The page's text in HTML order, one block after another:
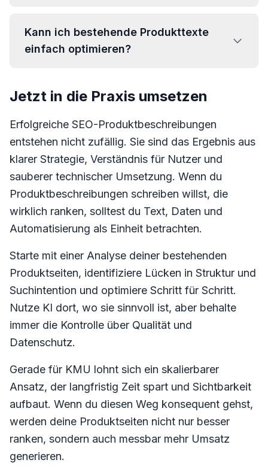
Kann ich bestehende Produkttexte
einfach optimieren?
Jetzt in die Praxis umsetzen
Erfolgreiche SEO-Produktbeschreibungen
entstehen nicht zufällig. Sie sind das Ergebnis aus
klarer Strategie, Verständnis für Nutzer und
sauberer technischer Umsetzung. Wenn du
Produktbeschreibungen schreiben willst, die
wirklich ranken, solltest du Text, Daten und
Automatisierung als Einheit betrachten.
Starte mit einer Analyse deiner bestehenden
Produktseiten, identifiziere Lücken in Struktur und
Suchintention und optimiere Schritt für Schritt.
Nutze KI dort, wo sie sinnvoll ist, aber behalte
immer die Kontrolle über Qualität und
Datenschutz.
Gerade für KMU lohnt sich ein skalierbarer
Ansatz, der langfristig Zeit spart und Sichtbarkeit
aufbaut. Wenn du diesen Weg konsequent gehst,
werden deine Produktseiten nicht nur besser
ranken, sondern auch messbar mehr Umsatz
generieren.